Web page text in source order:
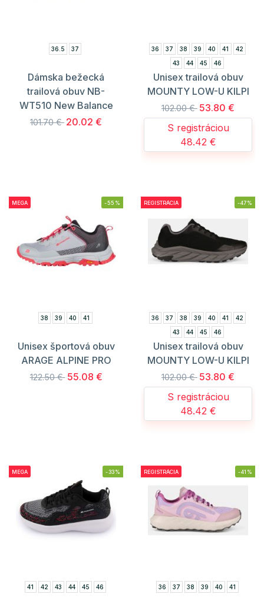
36.5 37
Dámska bežecká
trailová obuv NB-
WT510 New Balance
101.70 € 20.02 €
36 37 38 39 40 41
42
43
44 45 46
Unisex trailová obuv
MOUNTY LOW-U KILPI
102.00 € 53.80 €
S registráciou
48.42 €
MEGA -55%
38 39 40 41
Unisex športová obuv
ARAGE ALPINE PRO
122.50 € 55.08 €
REGISTRÁCIA -47%
36 37 38 39 40 41
42
43
44 45 46
Unisex trailová obuv
MOUNTY LOW-U KILPI
102.00 € 53.80 €
S registráciou
48.42 €
MEGA -33%
41 42 43 44 45 46
REGISTRÁCIA -41%
36 37 38 39 40 41